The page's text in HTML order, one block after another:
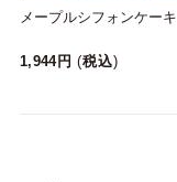
メープルシフォンケーキ
1,944 税込